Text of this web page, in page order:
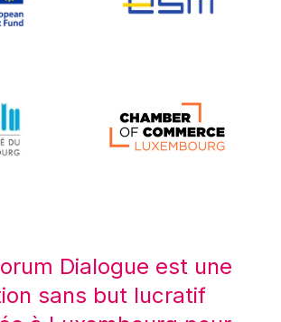
Geoghegan-Quinn
Centeno
Monti
ŠEFČOVIČ
Dialogue est une
sans but lucratif